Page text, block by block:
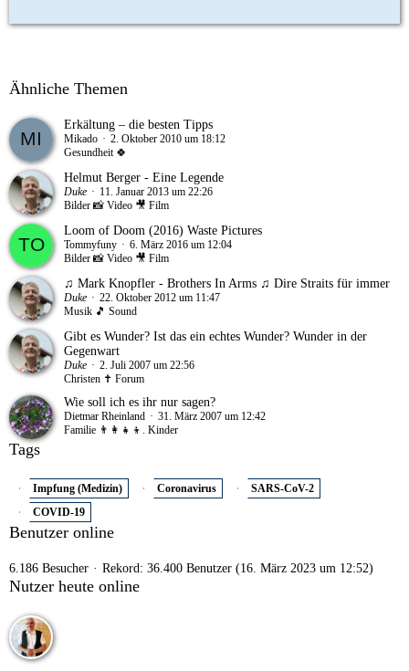
Ähnliche Themen
Erkältung – die besten Tipps
Mikado
2. Oktober 2010 um 18:12
Gesundheit 🍀
Helmut Berger - Eine Legende
Duke
11. Januar 2013 um 22:26
Bilder 📸 Video 🎥 Film
Loom of Doom (2016) Waste Pictures
Tommyfuny
6. März 2016 um 12:04
Bilder 📸 Video 🎥 Film
♫ Mark Knopfler - Brothers In Arms ♫ Dire Straits für immer
Duke
22. Oktober 2012 um 11:47
Musik 🎵 Sound
Gibt es Wunder? Ist das ein echtes Wunder? Wunder in der
Gegenwart
Duke
2. Juli 2007 um 22:56
Christen ✝ Forum
Wie soll ich es ihr nur sagen?
Dietmar Rheinland
31. März 2007 um 12:42
Familie 👨‍👩‍👧‍👦. Kinder
Tags
Impfung (Medizin) Coronavirus
SARS-CoV-2
COVID-19
Benutzer online
6.186 Besucher Rekord: 36.400 Benutzer (16. März 2023 um 12:52)
Nutzer heute online